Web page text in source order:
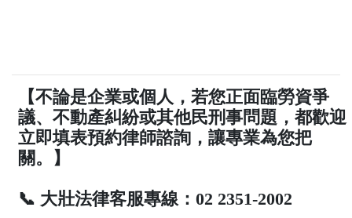
【不論是企業或個人，若您正面臨勞資爭
議、不動產糾紛或其他民刑事問題，都歡迎
立即填表預約律師諮詢，讓專業為您把
關。】
📞 大壯法律客服專線：02 2351-2002